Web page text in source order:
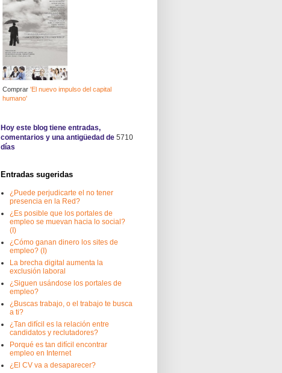
Comprar 'El nuevo impulso del capital
humano'
Hoy este blog tiene entradas,
comentarios y una antigüedad de 5710
días
Entradas sugeridas
¿Puede perjudicarte el no tener
presencia en la Red?
¿Es posible que los portales de
empleo se muevan hacia lo social?
(I)
¿Cómo ganan dinero los sites de
empleo? (I)
La brecha digital aumenta la
exclusión laboral
¿Siguen usándose los portales de
empleo?
¿Buscas trabajo, o el trabajo te busca
a ti?
¿Tan difícil es la relación entre
candidatos y reclutadores?
Porqué es tan difícil encontrar
empleo en Internet
¿El CV va a desaparecer?